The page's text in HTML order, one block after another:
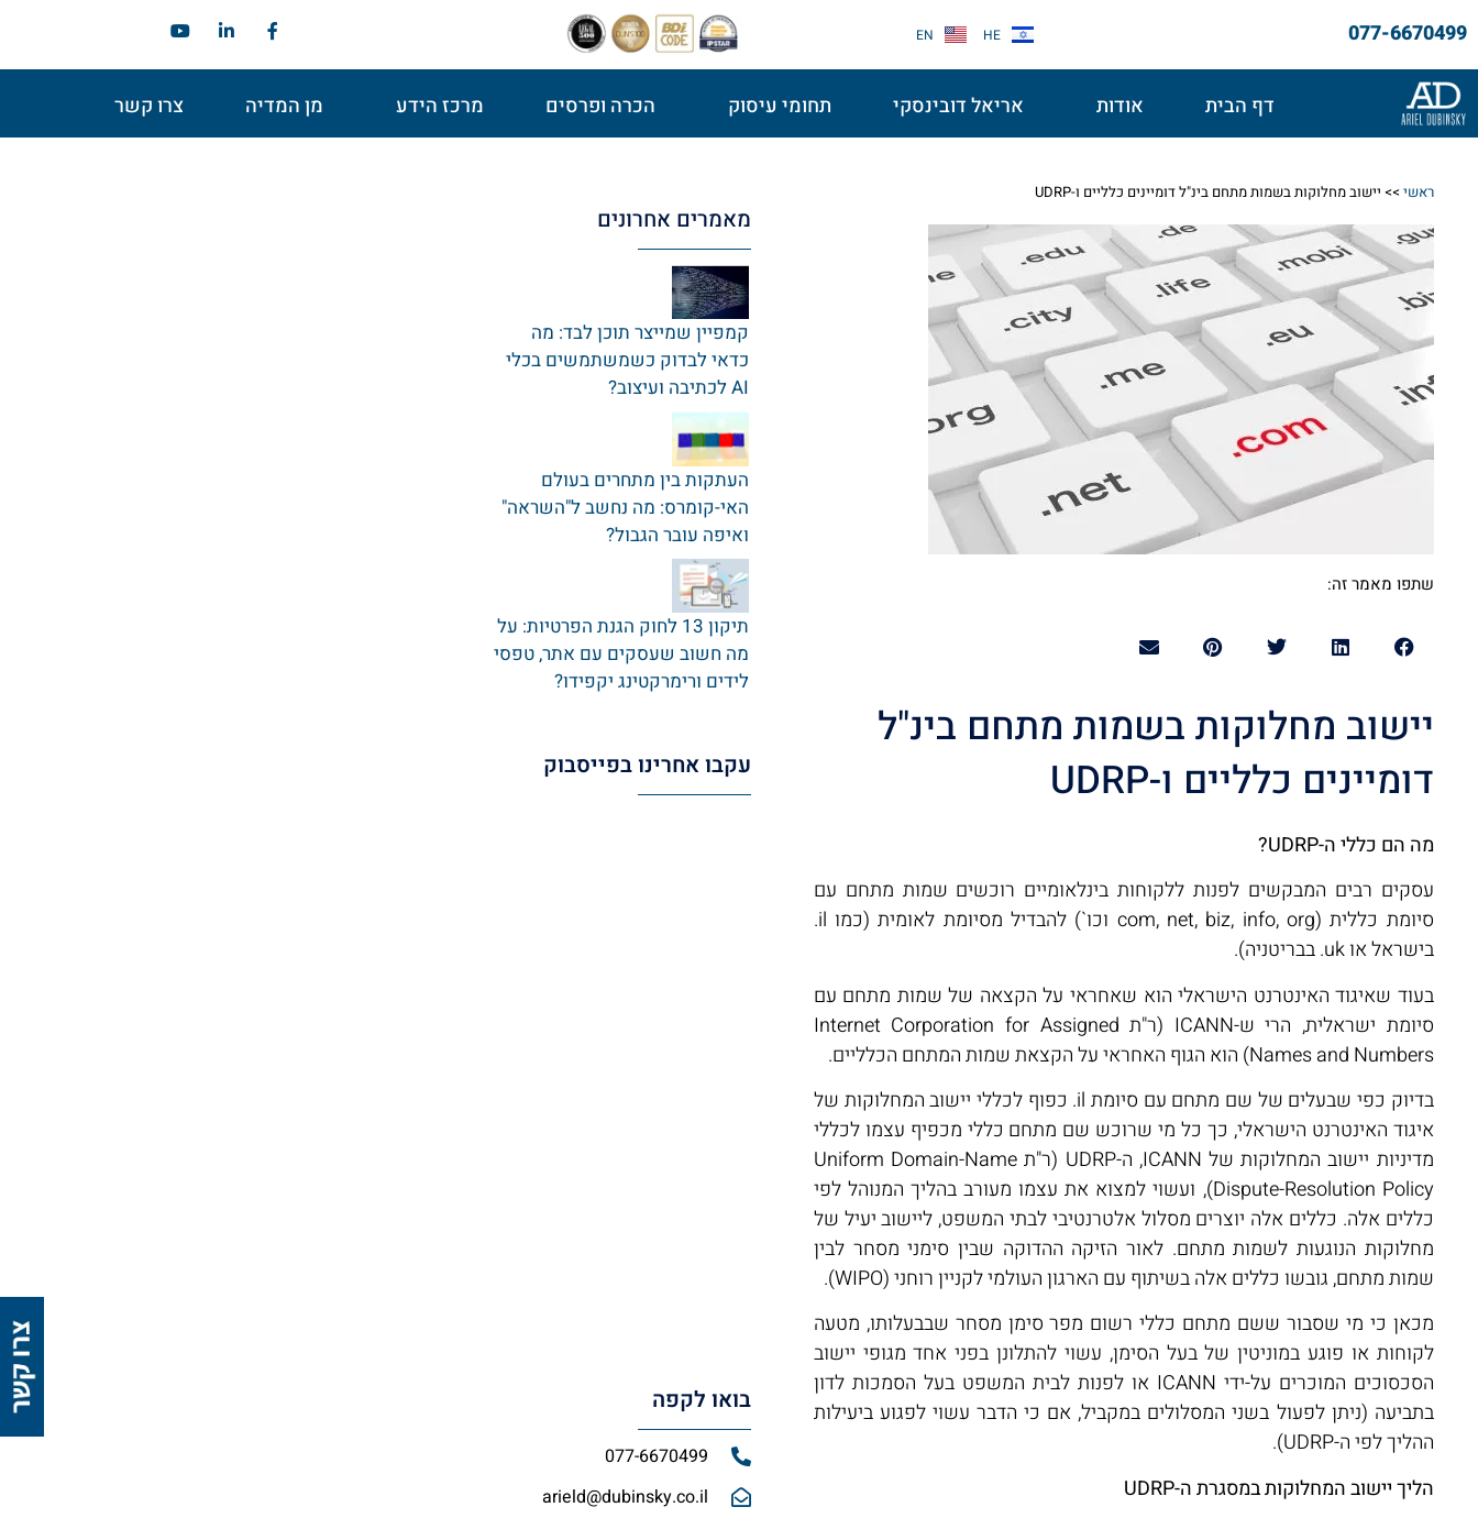
077-6670499
HE
EN
דף הבית אודות אריאל דובינסקי תחומי עיסוק הכרה ופרסים מרכז הידע מן המדיה צרו קשר
ראשי >> יישוב מחלוקות בשמות מתחם בינ"ל דומיינים כלליים ו-UDRP
שתפו מאמר זה:
יישוב מחלוקות בשמות מתחם בינ"ל
דומיינים כלליים ו-UDRP
מה הם כללי ה-UDRP?
עסקים רבים המבקשים לפנות ללקוחות בינלאומיים רוכשים שמות מתחם עם
סיומת כללית (com, net, biz, info, org וכו`) להבדיל מסיומת לאומית (כמו il.
בישראל או uk. בבריטניה).
בעוד שאיגוד האינטרנט הישראלי הוא שאחראי על הקצאה של שמות מתחם עם
סיומת ישראלית, הרי ש-ICANN (ר"ת Internet Corporation for Assigned
Names and Numbers) הוא הגוף האחראי על הקצאת שמות המתחם הכלליים.
בדיוק כפי שבעלים של שם מתחם עם סיומת il. כפוף לכללי יישוב המחלוקות של
איגוד האינטרנט הישראלי, כך כל מי שרוכש שם מתחם כללי מכפיף עצמו לכללי
מדיניות יישוב המחלוקות של ICANN, ה-UDRP (ר"ת Uniform Domain-Name
Dispute-Resolution Policy), ועשוי למצוא את עצמו מעורב בהליך המנוהל לפי
כללים אלה. כללים אלה יוצרים מסלול אלטרנטיבי לבתי המשפט, ליישוב יעיל של
מחלוקות הנוגעות לשמות מתחם. לאור הזיקה ההדוקה שבין סימני מסחר לבין
שמות מתחם, גובשו כללים אלה בשיתוף עם הארגון העולמי לקניין רוחני (WIPO).
מכאן כי מי שסבור ששם מתחם כללי רשום מפר סימן מסחר שבבעלותו, מטעה
לקוחות או פוגע במוניטין של בעל הסימן, עשוי להתלונן בפני אחד מגופי יישוב
הסכסוכים המוכרים על-ידי ICANN או לפנות לבית המשפט בעל הסמכות לדון
בתביעה (ניתן לפעול בשני המסלולים במקביל, אם כי הדבר עשוי לפגוע ביעילות
ההליך לפי ה-UDRP).
הליך יישוב המחלוקות במסגרת ה-UDRP
מאמרים אחרונים
קמפיין שמייצר תוכן לבד: מה
כדאי לבדוק כשמשתמשים בכלי
AI לכתיבה ועיצוב?
העתקות בין מתחרים בעולם
האי-קומרס: מה נחשב ל"השראה"
ואיפה עובר הגבול?
תיקון 13 לחוק הגנת הפרטיות: על
מה חשוב שעסקים עם אתר‚ טפסי
לידים ורימרקטינג יקפידו?
עקבו אחרינו בפייסבוק
בואו לקפה
077-6670499
arield@dubinsky.co.il